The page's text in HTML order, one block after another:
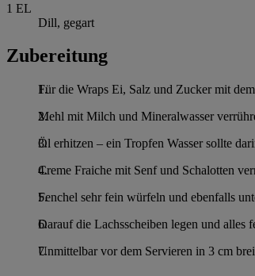
1 EL
Dill, gegart
Zubereitung
Für die Wraps Ei, Salz und Zucker mit
Mehl mit Milch und Mineralwasser
Öl erhitzen – ein Tropfen Wasser sollte
Creme Fraiche mit Senf und Schalotten
Fenchel sehr fein würfeln und ebenfalls
Darauf die Lachsscheiben legen und alles
Unmittelbar vor dem Servieren in 3 cm